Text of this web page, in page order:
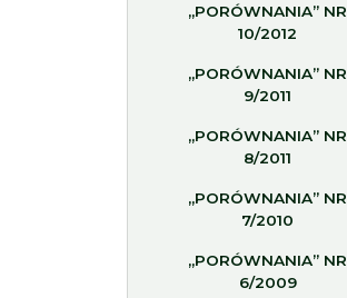
„PORÓWNANIA” NR
10/2012
„PORÓWNANIA” NR
9/2011
„PORÓWNANIA” NR
8/2011
„PORÓWNANIA” NR
7/2010
„PORÓWNANIA” NR
6/2009